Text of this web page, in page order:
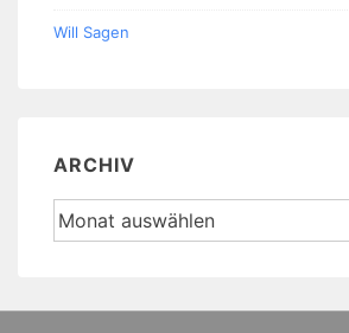
Will Sagen
ARCHIV
Archiv